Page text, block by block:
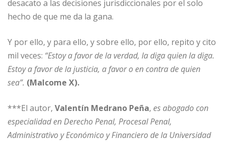
desacato a las decisiones jurisdiccionales por el solo
hecho de que me da la gana.
Y por ello, y para ello, y sobre ello, por ello, repito y cito
mil veces: “Estoy a favor de la verdad, la diga quien la diga.
Estoy a favor de la justicia, a favor o en contra de quien
sea”. (Malcome X).
***El autor, Valentín Medrano Peña, es abogado con
especialidad en Derecho Penal, Procesal Penal,
Administrativo y Económico y Financiero de la Universidad